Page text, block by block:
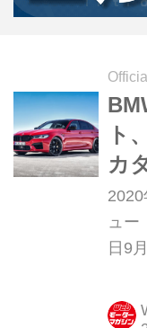
ト
カ
ュー
日9
ンジ